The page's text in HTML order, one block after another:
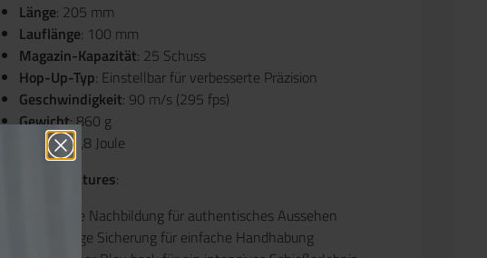
Länge: 205 mm
Lauflänge: 100 mm
Magazin-Kapazität: 25 Schuss
Hop-Up-Typ: Einstellbar für verbesserte Präzision
Geschwindigkeit: 90 m/s (295 fps)
Gewicht: 860 g
Energie: 0,8 Joule
Besondere Features:
Detaillierte Nachbildung für authentisches Aussehen
Beidhändige Sicherung für einfache Handhabung